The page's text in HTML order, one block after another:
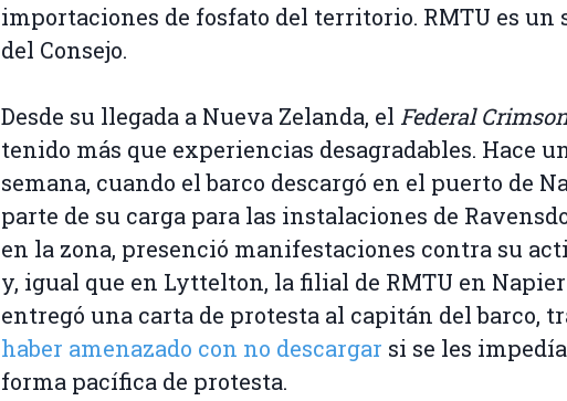
importaciones de fosfato del territorio. RMTU es un
del Consejo.
Desde su llegada a Nueva Zelanda, el Federal
tenido más que experiencias desagradables. Hace
semana, cuando el barco descargó en el puerto de
parte de su carga para las instalaciones de
en la zona, presenció manifestaciones contra su
y, igual que en Lyttelton, la filial de RMTU en Napier
entregó una carta de protesta al capitán del barco,
haber amenazado con no descargar si se les
forma pacífica de protesta.